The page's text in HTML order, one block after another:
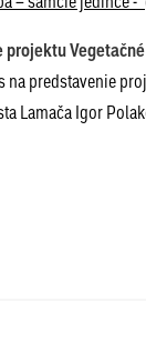
projektu
na predstavenie
Lamača Igor